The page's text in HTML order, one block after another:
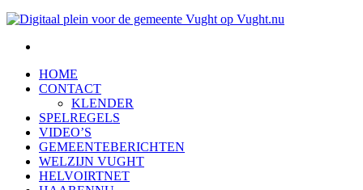
HOME
CONTACT
KLENDER
SPELREGELS
VIDEO’S
GEMEENTEBERICHTEN
WELZIJN VUGHT
HELVOIRTNET